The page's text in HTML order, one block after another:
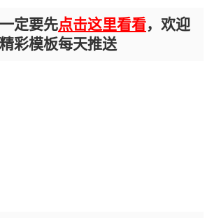
定要先点击这里看看，欢迎
彩模板每天推送